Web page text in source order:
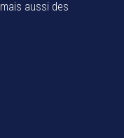
mais aussi des